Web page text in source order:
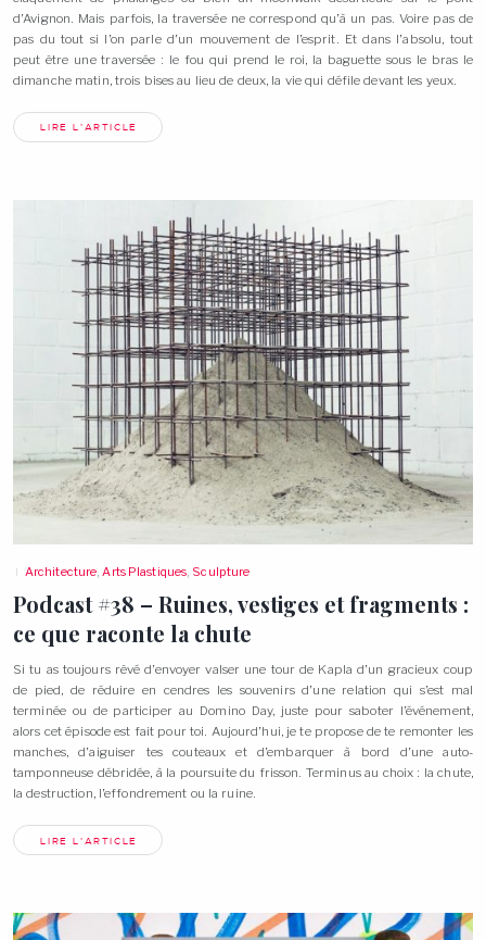
d’Avignon. Mais parfois, la traversée ne correspond qu’à un pas. Voire pas de
pas du tout si l’on parle d’un mouvement de l’esprit. Et dans l’absolu, tout
peut être une traversée : le fou qui prend le roi, la baguette sous le bras le
dimanche matin, trois bises au lieu de deux, la vie qui défile devant les yeux.
LIRE L'ARTICLE
Architecture,Arts Plastiques, Sculpture
Podcast #38 – Ruines, vestiges et fragments :
ce que raconte la chute
Si tu as toujours rêvé d’envoyer valser une tour de Kapla d’un gracieux coup
de pied, de réduire en cendres les souvenirs d’une relation qui s’est mal
terminée ou de participer au Domino Day, juste pour saboter l’événement,
alors cet épisode est fait pour toi. Aujourd’hui, je te propose de te remonter les
manches, d’aiguiser tes couteaux et d’embarquer à bord d’une auto-
tamponneuse débridée, à la poursuite du frisson. Terminus au choix : la chute,
la destruction, l’effondrement ou la ruine.
LIRE L'ARTICLE